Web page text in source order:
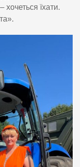
їхати.